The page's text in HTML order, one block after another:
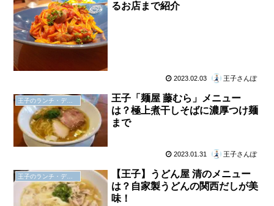
るお店まで紹介
2023.02.03 王子さんぽ
王子のランチ・ディナー
王子「麺屋 藤むら」メニュー
は？極上煮干しそばに濃厚つけ麺
まで
2023.01.31 王子さんぽ
王子のランチ・ディナー
【王子】うどん屋 清のメニュー
は？自家製うどんの関西だしが美
味！